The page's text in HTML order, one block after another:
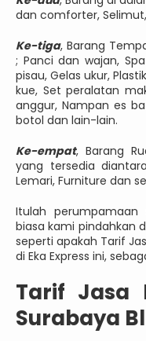
dan comforter,
Ke-tiga, Barang
; Panci dan wajan,
pisau, Gelas ukur,
kue, Set peralatan
anggur, Nampan es
botol dan lain-lain.
Ke-empat, Barang
yang tersedia
Lemari, Furniture dan
Itulah perumpamaan
biasa kami pindahkan
seperti apakah Tarif
di Eka Express ini,
Tarif Jasa
Surabaya